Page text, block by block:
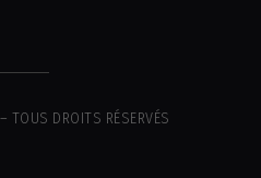
DROITS RÉSERVÉS